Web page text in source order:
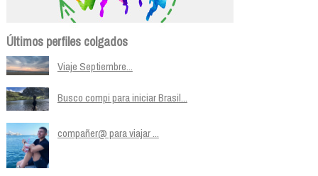
Últimos perfiles colgados
Viaje Septiembre...
Busco compi para iniciar Brasil...
compañer@ para viajar ...